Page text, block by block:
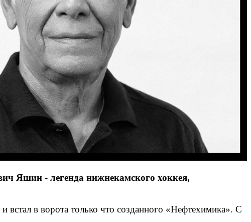
Яшин - легенда нижнекамского хоккея,
встал в ворота только что созданного «Нефтехимика». С